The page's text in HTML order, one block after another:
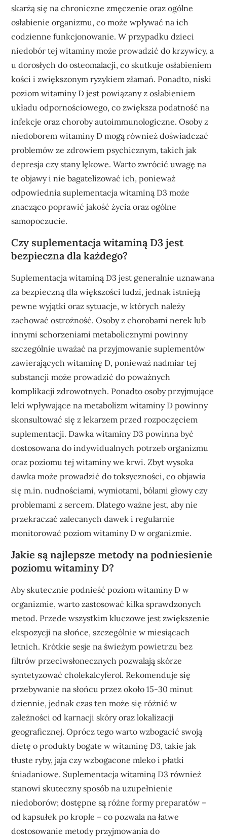
skarżą się na chroniczne zmęczenie oraz ogólne
osłabienie organizmu, co może wpływać na ich
codzienne funkcjonowanie. W przypadku dzieci
niedobór tej witaminy może prowadzić do krzywicy, a
u dorosłych do osteomalacji, co skutkuje osłabieniem
kości i zwiększonym ryzykiem złamań. Ponadto, niski
poziom witaminy D jest powiązany z osłabieniem
układu odpornościowego, co zwiększa podatność na
infekcje oraz choroby autoimmunologiczne. Osoby z
niedoborem witaminy D mogą również doświadczać
problemów ze zdrowiem psychicznym, takich jak
depresja czy stany lękowe. Warto zwrócić uwagę na
te objawy i nie bagatelizować ich, ponieważ
odpowiednia suplementacja witaminą D3 może
znacząco poprawić jakość życia oraz ogólne
samopoczucie.
Czy suplementacja witaminą D3 jest
bezpieczna dla każdego?
Suplementacja witaminą D3 jest generalnie uznawana
za bezpieczną dla większości ludzi, jednak istnieją
pewne wyjątki oraz sytuacje, w których należy
zachować ostrożność. Osoby z chorobami nerek lub
innymi schorzeniami metabolicznymi powinny
szczególnie uważać na przyjmowanie suplementów
zawierających witaminę D, ponieważ nadmiar tej
substancji może prowadzić do poważnych
komplikacji zdrowotnych. Ponadto osoby przyjmujące
leki wpływające na metabolizm witaminy D powinny
skonsultować się z lekarzem przed rozpoczęciem
suplementacji. Dawka witaminy D3 powinna być
dostosowana do indywidualnych potrzeb organizmu
oraz poziomu tej witaminy we krwi. Zbyt wysoka
dawka może prowadzić do toksyczności, co objawia
się m.in. nudnościami, wymiotami, bólami głowy czy
problemami z sercem. Dlatego ważne jest, aby nie
przekraczać zalecanych dawek i regularnie
monitorować poziom witaminy D w organizmie.
Jakie są najlepsze metody na podniesienie
poziomu witaminy D?
Aby skutecznie podnieść poziom witaminy D w
organizmie, warto zastosować kilka sprawdzonych
metod. Przede wszystkim kluczowe jest zwiększenie
ekspozycji na słońce, szczególnie w miesiącach
letnich. Krótkie sesje na świeżym powietrzu bez
filtrów przeciwsłonecznych pozwalają skórze
syntetyzować cholekalcyferol. Rekomenduje się
przebywanie na słońcu przez około 15-30 minut
dziennie, jednak czas ten może się różnić w
zależności od karnacji skóry oraz lokalizacji
geograficznej. Oprócz tego warto wzbogacić swoją
dietę o produkty bogate w witaminę D3, takie jak
tłuste ryby, jaja czy wzbogacone mleko i płatki
śniadaniowe. Suplementacja witaminą D3 również
stanowi skuteczny sposób na uzupełnienie
niedoborów; dostępne są różne formy preparatów –
od kapsułek po krople – co pozwala na łatwe
dostosowanie metody przyjmowania do